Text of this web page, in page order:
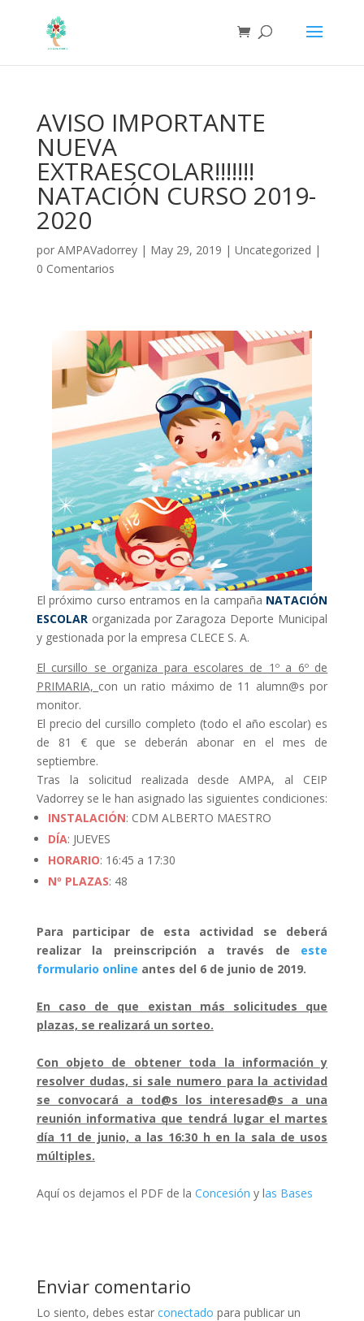
AVISO IMPORTANTE
NUEVA
EXTRAESCOLAR!!!!!!!
NATACIÓN CURSO 2019-
2020
por AMPAVadorrey| May 29, 2019 | Uncategorized |
0 Comentarios
El próximo curso entramos en la campaña NATACIÓN
ESCOLARorganizada por Zaragoza Deporte Municipal
y gestionada por la empresa CLECE S. A.
El cursillo se organiza para escolares de 1º a 6º de
PRIMARIA, con un ratio máximo de 11 alumn@s por
monitor.
El precio del cursillo completo (todo el año escolar) es
de 81 € que se deberán abonar en el mes de
septiembre.
Tras la solicitud realizada desde AMPA, al CEIP
Vadorrey se le han asignado las siguientes condiciones:
INSTALACIÓN: CDM ALBERTO MAESTRO
DÍA: JUEVES
HORARIO: 16:45 a 17:30
Nº PLAZAS: 48
Para participar de esta actividad se deberá
realizar la preinscripción a través de este
formulario online antes del 6 de junio de 2019.
En caso de que existan más solicitudes que
plazas, se realizará un sorteo.
Con objeto de obtener toda la información y
resolver dudas, si sale numero para la actividad
se convocará a tod@s los interesad@s a una
reunión informativa que tendrá lugar el martes
día 11 de junio, a las 16:30 h en la sala de usos
múltiples.
Aquí os dejamos el PDF de la Concesión y las Bases
Enviar comentario
Lo siento, debes estar conectado para publicar un